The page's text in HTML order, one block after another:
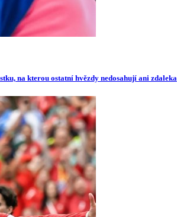
na kterou ostatní hvězdy nedosahují ani zdaleka